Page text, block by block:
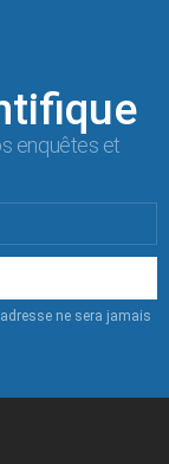
enquêtes et
ne sera jamais